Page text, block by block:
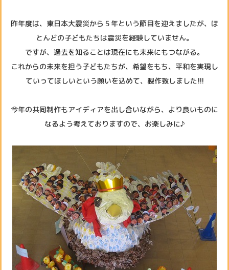
昨年度は、東日本大震災から５年という節目を迎えましたが、ほ
とんどの子どもたちは震災を経験していません。
ですが、過去を知ることは現在にも未来にもつながる。
これからの未来を担う子どもたちが、希望をもち、平和を実現し
ていってほしいという願いを込めて、製作致しました!!!
今年の共同制作もアイディアを出し合いながら、より良いものに
なるよう考えておりますので、お楽しみに♪